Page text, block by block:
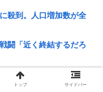
殺到。人口増加数が全
闘「近く終結するだろ
題と戦う河合ゆうすけ
トップ サイドバー